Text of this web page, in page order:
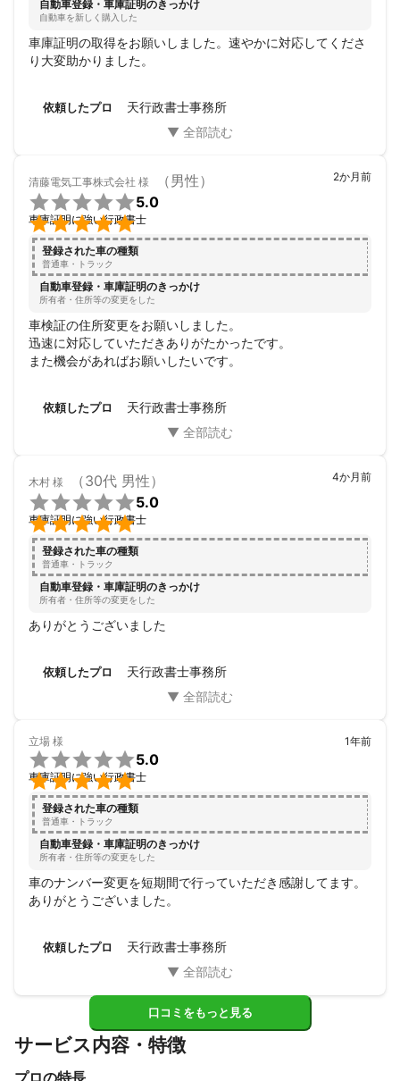
天行政書士事務所
自動車登録・車庫証明のきっかけ
自動車を新しく購入した
車庫証明の取得をお願いしました。速やかに対応してくださ
り大変助かりました。
依頼したプロ 天行政書士事務所
清藤電気工事株式会社 様 （男性）


5.0
車庫証明に強い行政書士
2か月前
登録された車の種類
普通車・トラック
自動車登録・車庫証明のきっかけ
所有者・住所等の変更をした
車検証の住所変更をお願いしました。
迅速に対応していただきありがたかったです。
また機会があればお願いしたいです。
依頼したプロ 天行政書士事務所
木村 様 （30代 男性）


5.0
車庫証明に強い行政書士
4か月前
登録された車の種類
普通車・トラック
自動車登録・車庫証明のきっかけ
所有者・住所等の変更をした
ありがとうございました
依頼したプロ 天行政書士事務所
立場 様


5.0
車庫証明に強い行政書士
1年前
登録された車の種類
普通車・トラック
自動車登録・車庫証明のきっかけ
所有者・住所等の変更をした
車のナンバー変更を短期間で行っていただき感謝してます。
ありがとうございました。
依頼したプロ 天行政書士事務所
口コミをもっと見る
サービス内容・特徴
プロの特長